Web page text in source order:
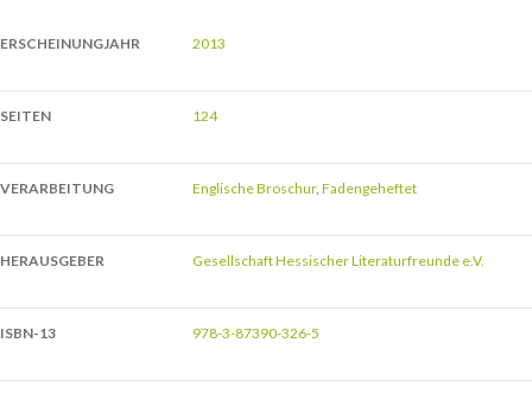
ERSCHEINUNGJAHR 2013
SEITEN 124
VERARBEITUNG Englische Broschur, Fadengeheftet
HERAUSGEBER Gesellschaft Hessischer Literaturfreunde e.V.
ISBN-13 978-3-87390-326-5